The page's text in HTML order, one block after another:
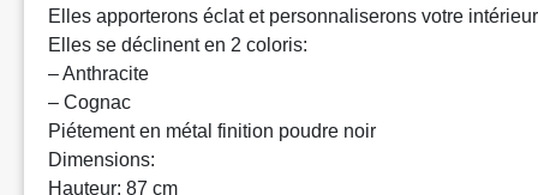
Elles apporterons éclat et personnaliserons votre
Elles se déclinent en 2 coloris:
– Anthracite
– Cognac
Piétement en métal finition poudre noir
Dimensions:
Hauteur: 87 cm